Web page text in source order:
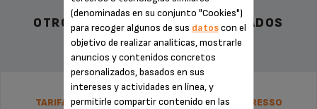
OTROS ACCESORIOS RECOMENDADOS
TARIFA PLANA DE REPARACIÓN CAFETERA ESPRESSO
(denominadas en su conjunto "Cookies")
para recoger algunos de sus datoscon el
objetivo de realizar analíticas, mostrarle
anuncios y contenidos concretos
personalizados, basados en sus
intereses y actividades en línea, y
permitirle compartir contenido en las